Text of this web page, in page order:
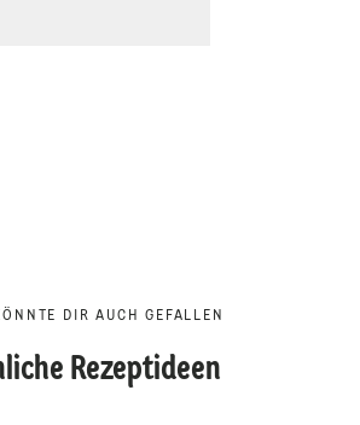
DIR AUCH GEFALLEN
Rezeptideen